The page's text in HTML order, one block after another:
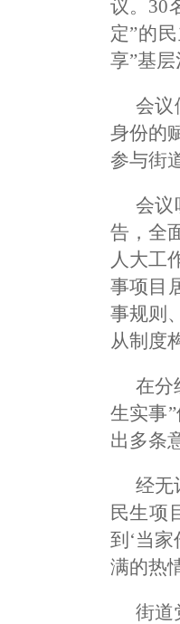
议。30
定”的
享”基层
会议
身份的
参与街
会议
告，全
人大工
事项目
事规则
从制度
在分
生实事
出多条
经无
民生项
到‘当
满的热
街道